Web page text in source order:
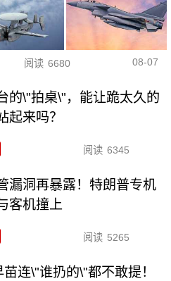
阅读 6680 08-07
的\"拍桌\"，能让跪太久的
起来吗？
阅读 6345
漏洞再暴露！特朗普专机
客机撞上
阅读 5265
连\"谁扔的\"都不敢提！